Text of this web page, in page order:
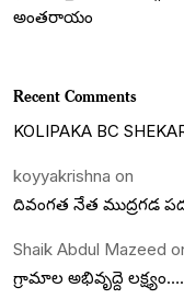
అంతరాయం
Recent Comments
KOLIPAKA BC
koyyakrishna on
దివంగత నేత ముద్రగడ
Shaik Abdul Mazeed
గ్రామాల అభివృద్దె